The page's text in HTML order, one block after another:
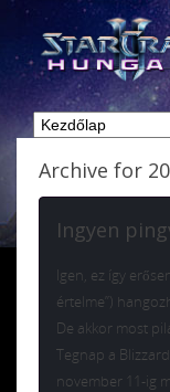
Archive for
Ingyen
Igen, ez így
értelme”)
De akkor most
Tegnap a
november 11-ig